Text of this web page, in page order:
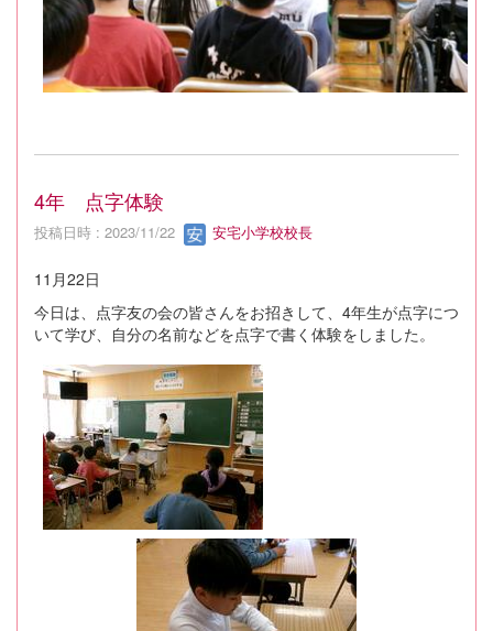
4年 点字体験
投稿日時 : 2023/11/22 安宅小学校校長
11月22日
今日は、点字友の会の皆さんをお招きして、4年生が点字につ
いて学び、自分の名前などを点字で書く体験をしました。